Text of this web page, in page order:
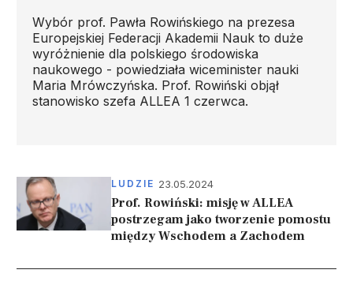
Wybór prof. Pawła Rowińskiego na prezesa
Europejskiej Federacji Akademii Nauk to duże
wyróżnienie dla polskiego środowiska
naukowego - powiedziała wiceminister nauki
Maria Mrówczyńska. Prof. Rowiński objął
stanowisko szefa ALLEA 1 czerwca.
LUDZIE 23.05.2024
Prof. Rowiński: misję w ALLEA
postrzegam jako tworzenie pomostu
między Wschodem a Zachodem